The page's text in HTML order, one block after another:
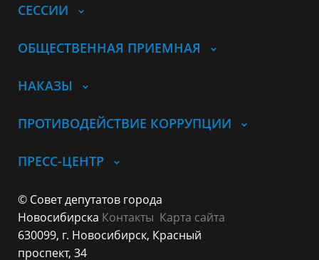
СЕССИИ
ОБЩЕСТВЕННАЯ ПРИЕМНАЯ
НАКАЗЫ
ПРОТИВОДЕЙСТВИЕ КОРРУПЦИИ
ПРЕСС-ЦЕНТР
© Совет депутатов города
Новосибирска Контакты Карта сайта
630099, г. Новосибирск, Красный
проспект, 34